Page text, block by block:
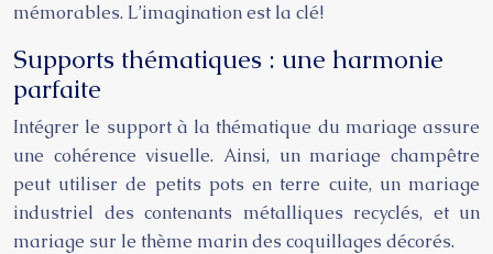
mémorables. L’imagination est la clé!
Supports thématiques : une harmonie
parfaite
Intégrer le support à la thématique du mariage assure
une cohérence visuelle. Ainsi, un mariage champêtre
peut utiliser de petits pots en terre cuite, un mariage
industriel des contenants métalliques recyclés, et un
mariage sur le thème marin des coquillages décorés.